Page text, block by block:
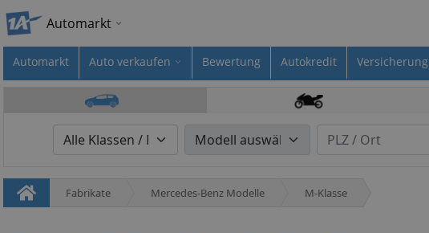
Automarkt
Automarkt Auto verkaufen Bewertung Autokredit Versicherung
Fabrikate Mercedes-Benz Modelle M-Klasse